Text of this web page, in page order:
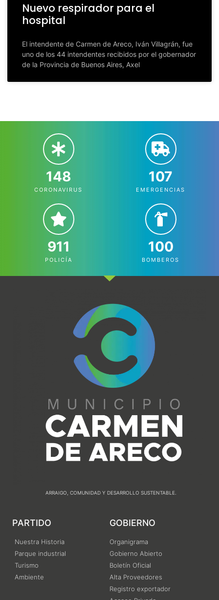
Nuevo respirador para el
hospital
El intendente de Carmen de Areco, Iván Villagrán, fue
uno de los 44 intendentes recibidos por el gobernador
de la Provincia de Buenos Aires, Axel
148
CORONAVIRUS
107
EMERGENCIAS
911
POLICÍA
100
BOMBEROS
ARRAIGO, COMUNIDAD Y DESARROLLO SUSTENTABLE.
PARTIDO
Nuestra Historia
Parque industrial
Turismo
Ambiente
GOBIERNO
Organigrama
Gobierno Abierto
Boletín Oficial
Alta Proveedores
Registro exportador